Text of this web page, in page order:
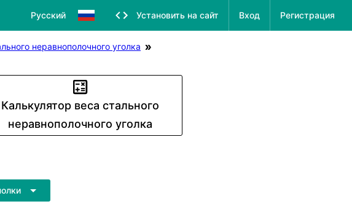
Русский Установить на сайт Вход Регистрация
неравнополочного уголка
Калькулятор веса стального
неравнополочного уголка